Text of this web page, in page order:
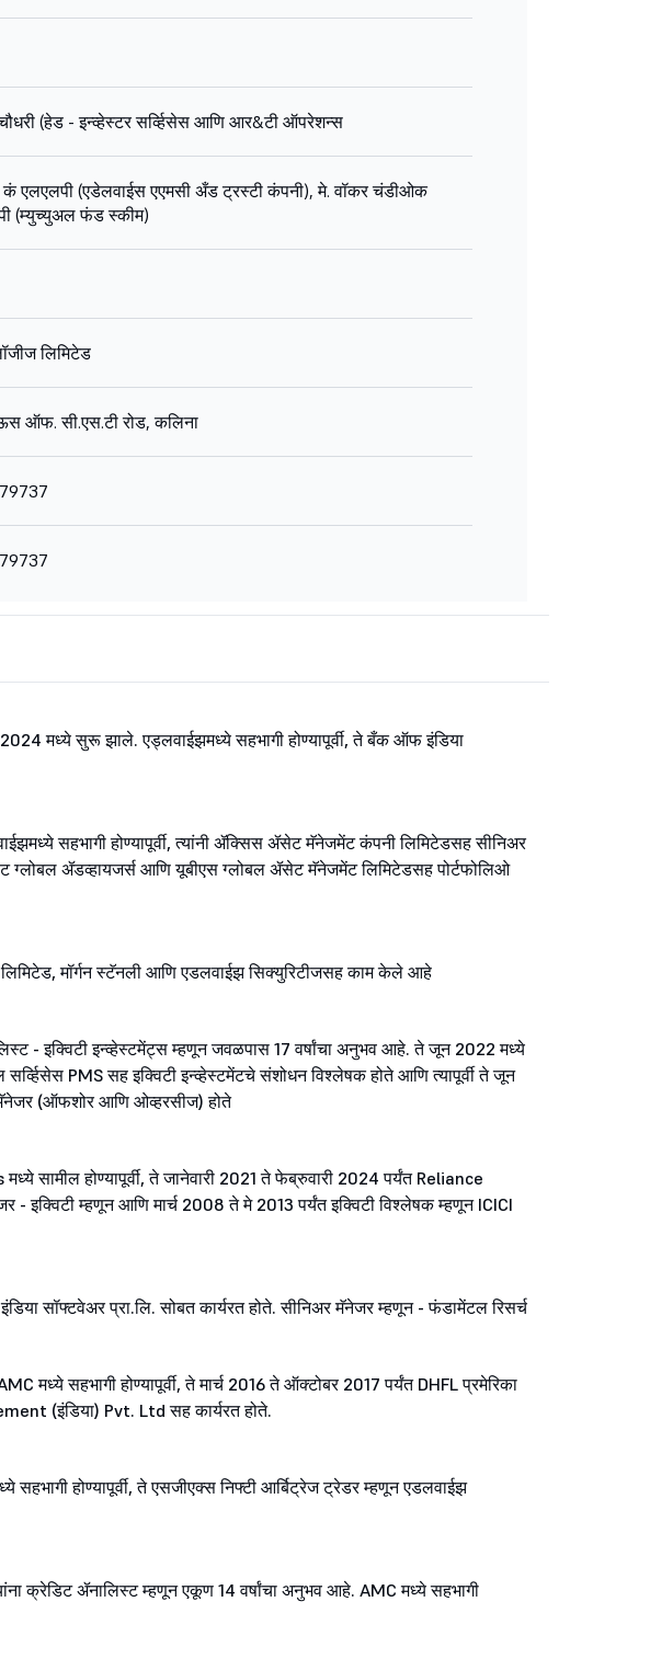
(हेड - इन्व्हेस्टर सर्व्हिसेस आणि आर&टी ऑपरेशन्स
कं एलएलपी (एडेलवाईस एएमसी अँड ट्रस्टी कंपनी), मे. वॉकर चंडीओक
(म्युच्युअल फंड स्कीम)
लिमिटेड
ऑफ. सी.एस.टी रोड, कलिना
मध्ये सुरू झाले. एड्लवाईझमध्ये सहभागी होण्यापूर्वी, ते बँक ऑफ इंडिया
सहभागी होण्यापूर्वी, त्यांनी ॲक्सिस ॲसेट मॅनेजमेंट कंपनी लिमिटेडसह सीनिअर
ग्लोबल ॲडव्हायजर्स आणि यूबीएस ग्लोबल ॲसेट मॅनेजमेंट लिमिटेडसह पोर्टफोलिओ
लिमिटेड, मॉर्गन स्टॅनली आणि एडलवाईझ सिक्युरिटीजसह काम केले आहे
- इक्विटी इन्व्हेस्टमेंट्स म्हणून जवळपास 17 वर्षांचा अनुभव आहे. ते जून 2022 मध्ये
PMS सह इक्विटी इन्व्हेस्टमेंटचे संशोधन विश्लेषक होते आणि त्यापूर्वी ते जून
(ऑफशोर आणि ओव्हरसीज) होते
सामील होण्यापूर्वी, ते जानेवारी 2021 ते फेब्रुवारी 2024 पर्यंत Reliance
इक्विटी म्हणून आणि मार्च 2008 ते मे 2013 पर्यंत इक्विटी विश्लेषक म्हणून ICICI
सॉफ्टवेअर प्रा.लि. सोबत कार्यरत होते. सीनिअर मॅनेजर म्हणून - फंडामेंटल रिसर्च
मध्ये सहभागी होण्यापूर्वी, ते मार्च 2016 ते ऑक्टोबर 2017 पर्यंत DHFL प्रमेरिका
(इंडिया) Pvt. Ltd सह कार्यरत होते.
होण्यापूर्वी, ते एसजीएक्स निफ्टी आर्बिट्रेज ट्रेडर म्हणून एडलवाईझ
क्रेडिट ॲनालिस्ट म्हणून एकूण 14 वर्षांचा अनुभव आहे. AMC मध्ये सहभागी